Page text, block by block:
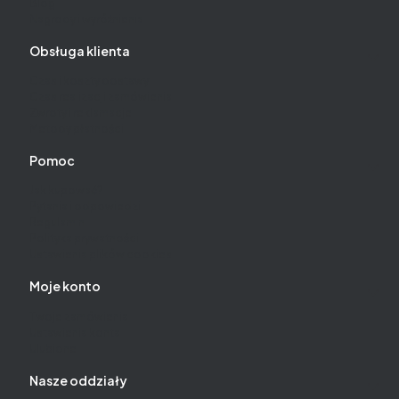
Obsługa klienta
Pomoc
Moje konto
Nasze oddziały